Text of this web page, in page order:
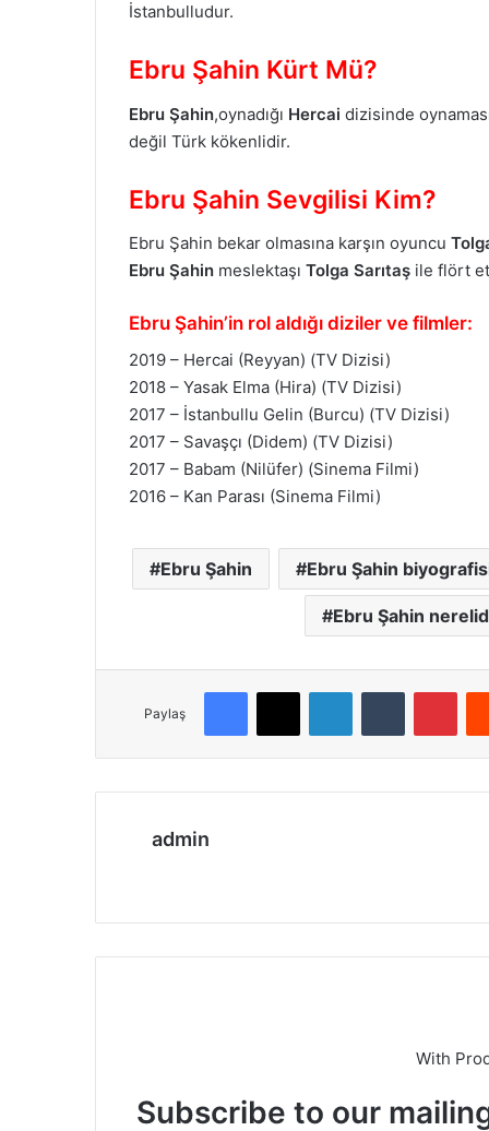
İstanbulludur.
Ebru Şahin Kürt Mü?
Ebru Şahin,oynadığı Hercai dizisinde
değil Türk kökenlidir.
Ebru Şahin Sevgilisi Kim?
Ebru Şahin bekar olmasına karşın oyuncu
Ebru Şahin meslektaşı Tolga Sarıtaş ile flört
Ebru Şahin’in rol aldığı diziler ve filmler:
2019 – Hercai (Reyyan) (TV Dizisi)
2018 – Yasak Elma (Hira) (TV Dizisi)
2017 – İstanbullu Gelin (Burcu) (TV Dizisi)
2017 – Savaşçı (Didem) (TV Dizisi)
2017 – Babam (Nilüfer) (Sinema Filmi)
2016 – Kan Parası (Sinema Filmi)
Ebru Şahin Ebru Şahin
Ebru Şahin
Paylaş
admin
sit
esi
With
Subscribe to our